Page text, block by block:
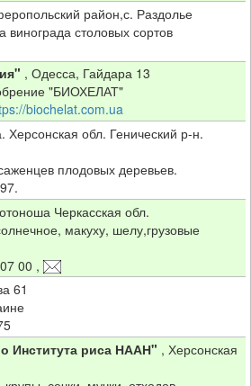
район,с. Раздолье
столовых сортов
, Одесса, Гайдара 13
"БИОХЕЛАТ"
biochelat.com.ua
Херсонская обл. Генический р-н.
плодовых деревьев.
Черкасская обл.
макуху, шелу,грузовые
00 ,
61
Института риса НААН" , Херсонская